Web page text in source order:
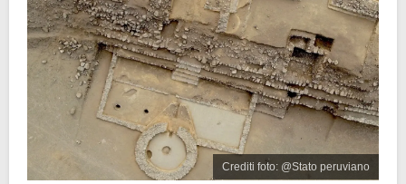
Crediti foto: @Stato peruviano